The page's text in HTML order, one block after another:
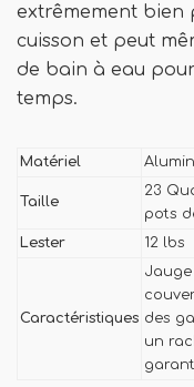
extrêmement bien
cuisson et peut
de bain à eau
temps.
Matériel
Taille
23
pots
Lester
12 lbs
Caractéristiques
Jauge
des
un